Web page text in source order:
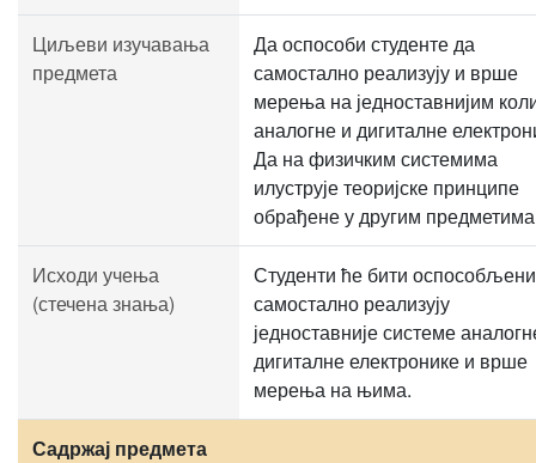
Циљеви изучавања
предмета
Да оспособи студенте да
самостално реализују и врше
мерења на једноставнијим
аналогне и дигиталне
Да на физичким системима
илуструје теоријске принципе
обрађене у другим
Исходи учења
(стечена знања)
Студенти ће бити
самостално реализују
једноставније системе
дигиталне електронике и врше
мерења на њима.
Садржај предмета